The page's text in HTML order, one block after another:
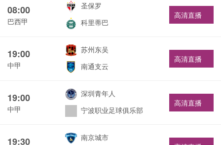
08:00
巴西甲
圣保罗
科里蒂巴
高清直播
19:00
中甲
苏州东吴
南通支云
高清直播
19:00
中甲
深圳青年人
宁波职业足球俱乐部
高清直播
19:30
南京城市